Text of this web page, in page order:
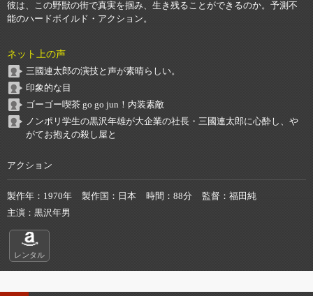
彼は、この野獣の街で真実を掴み、生き残ることができるのか。予測不
能のハードボイルド・アクション。
ネット上の声
三國連太郎の演技と声が素晴らしい。
印象的な目
ゴーゴー喫茶 go go jun！内装素敵
ノンポリ学生の黒沢年雄が大企業の社長・三國連太郎に心酔し、や
がてお抱えの殺し屋と
アクション
製作年 1970年 製作国 日本 時間 88分 監督
福田純
主演
黒沢年男
レンタル